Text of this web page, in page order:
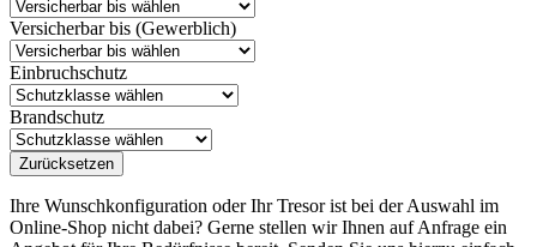
Versicherbar bis (Gewerblich)
Einbruchschutz
Brandschutz
Zurücksetzen
Ihre Wunschkonfiguration oder Ihr Tresor ist bei der Auswahl im
Online-Shop nicht dabei? Gerne stellen wir Ihnen auf Anfrage ein